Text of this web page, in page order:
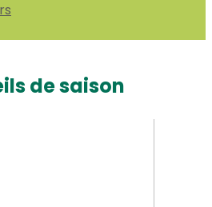
de saison